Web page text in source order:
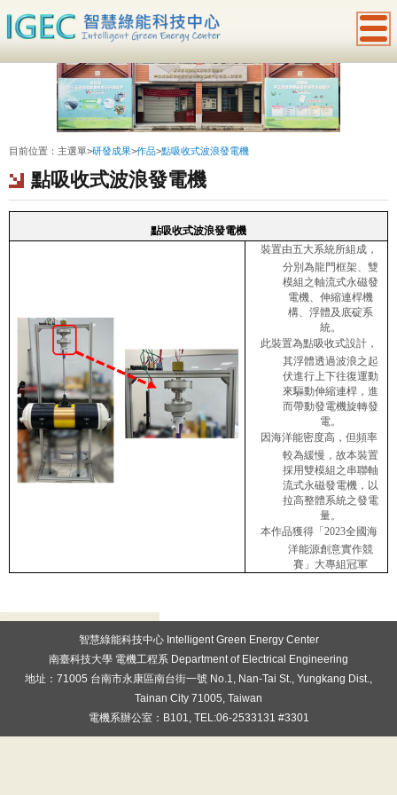
目前位置： 主選單>研發成果>作品>點吸收式波浪發電機
點吸收式波浪發電機
點吸收式波浪發電機
裝置由五大系統所組成，
分別為龍門框架、雙
模組之軸流式永磁發
電機、伸縮連桿機
構、浮體及底碇系
統。
此裝置為點吸收式設計，
其浮體透過波浪之起
伏進行上下往復運動
來驅動伸縮連桿，進
而帶動發電機旋轉發
電。
因海洋能密度高，但頻率
較為緩慢，故本裝置
採用雙模組之串聯軸
流式永磁發電機，以
拉高整體系統之發電
量。
本作品獲得「2023全國海
洋能源創意實作競
賽 」大專組冠軍
:::
智慧綠能科技中心 Intelligent Green Energy Center
南臺科技大學 電機工程系 Department of Electrical Engineering
地址：71005 台南市永康區南台街一號 No.1, Nan-Tai St., Yungkang Dist.,
Tainan City 71005, Taiwan
電機系辦公室：B101, TEL:06-2533131 #3301